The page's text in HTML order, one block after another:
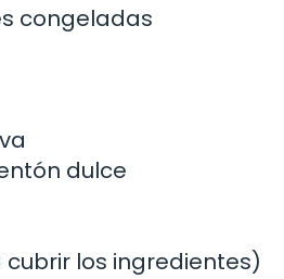
congeladas
dulce
los ingredientes)